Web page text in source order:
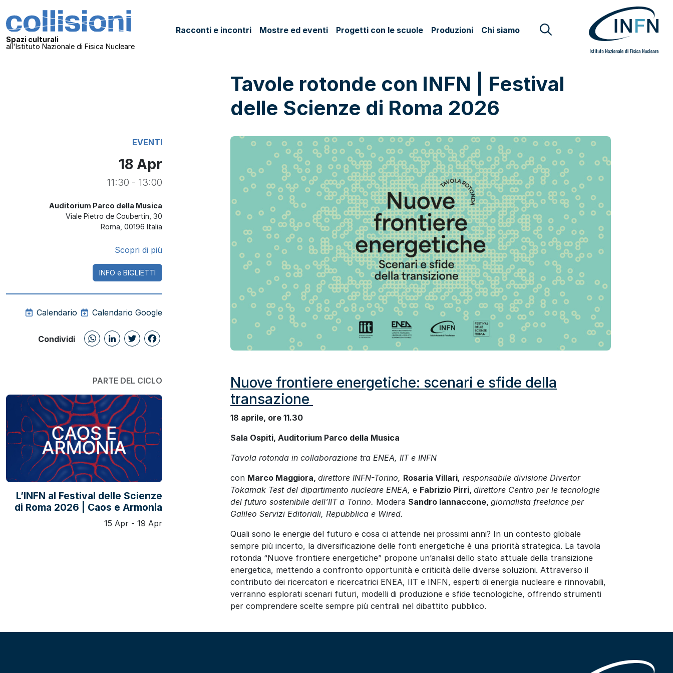
Navigazione principale
Collisioni – INFN
Spazi culturali
all'Istituto Nazionale di Fisica Nucleare
Racconti e incontri Mostre ed eventi Progetti con le scuole Produzioni Chi siamo
Tavole rotonde con INFN | Festival
delle Scienze di Roma 2026
EVENTI
18 Apr
11:30 - 13:00
Auditorium Parco della Musica
Viale Pietro de Coubertin, 30
Roma, 00196 Italia
Scopri di più
INFO e BIGLIETTI
Calendario Calendario Google
Condividi WhatsApp
LinkedIn
Twitter
PARTE DEL CICLO
L’INFN al Festival delle Scienze
di Roma 2026 | Caos e Armonia
15 Apr - 19 Apr
Nuove frontiere energetiche: scenari e sfide della
transazione
18 aprile, ore 11.30
Sala Ospiti, Auditorium Parco della Musica
Tavola rotonda in collaborazione tra ENEA, IIT e INFN
con Marco Maggiora, direttore INFN-Torino, Rosaria Villari, responsabile divisione Divertor
Tokamak Test del dipartimento nucleare ENEA, e Fabrizio Pirri, direttore Centro per le tecnologie
del futuro sostenibile dell’IIT a Torino. Modera Sandro Iannaccone, giornalista freelance per
Galileo Servizi Editoriali, Repubblica e Wired.
Quali sono le energie del futuro e cosa ci attende nei prossimi anni? In un contesto globale
sempre più incerto, la diversificazione delle fonti energetiche è una priorità strategica. La tavola
rotonda “Nuove frontiere energetiche” propone un’analisi dello stato attuale della transizione
energetica, mettendo a confronto opportunità e criticità delle diverse soluzioni. Attraverso il
contributo dei ricercatori e ricercatrici ENEA, IIT e INFN, esperti di energia nucleare e rinnovabili,
verranno esplorati scenari futuri, modelli di produzione e sfide tecnologiche, offrendo strumenti
per comprendere scelte sempre più centrali nel dibattito pubblico.